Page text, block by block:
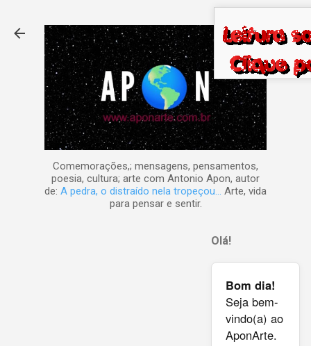
Comemorações,; mensagens, pensamentos,
poesia, cultura; arte com Antonio Apon, autor
de: A pedra, o distraído nela tropeçou... Arte, vida
para pensar e sentir.
Olá!
Bom dia!
Seja bem-
vindo(a) ao
AponArte.